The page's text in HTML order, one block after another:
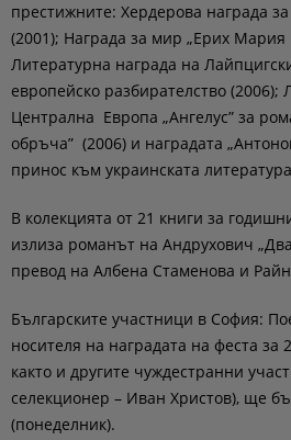
престижните: Хердерова награда
(2001); Награда за мир „Ерих Мария
Литературна награда на
европейско разбирателство (2006);
Централна Европа „Ангелус” за
обръча” (2006) и наградата
принос към украинската литература
В колекцията от 21 книги за
излиза романът на Андрухович
превод на Албена Стаменова и
Българските участници в София:
носителя на наградата на феста за
както и другите чуждестранни
селекционер – Иван Христов), ще
(понеделник).